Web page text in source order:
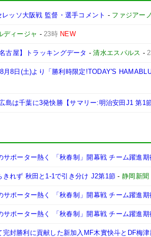
ッソ大阪戦 監督・選手コメント - ファジアー
ディージャ -23時 NEW
古屋】トラッキングデータ -清水エスパルス -
月8日(土)より「勝利時限定!TODAY'S
島は千葉に3発快勝【サマリー:明治安田J1 第1節
ポーター熱く 「秋春制」開幕戦 チーム躍進期
れず 秋田と1-1で引き分け J2第1節 - 静岡新聞
ポーター熱く 「秋春制」開幕戦 チーム躍進期
ポーター熱く 「秋春制」開幕戦 チーム躍進期
完封勝利に貢献した新加入MF木實快斗とDF梅